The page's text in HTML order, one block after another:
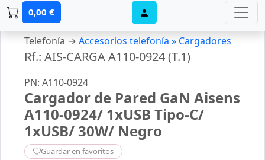
0,00 €
Telefonía → Accesorios telefonía » Cargadores
Rf.: AIS-CARGA A110-0924 (T.1)
PN: A110-0924
Cargador de Pared GaN Aisens
A110-0924/ 1xUSB Tipo-C/
1xUSB/ 30W/ Negro
Guardar en favoritos